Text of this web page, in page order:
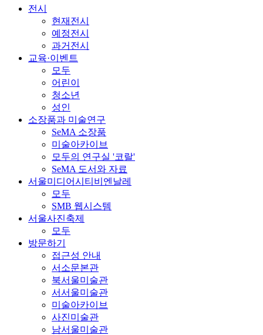
전시
현재전시
예정전시
과거전시
교육·이벤트
모두
어린이
청소년
성인
소장품과 미술연구
SeMA 소장품
미술아카이브
모두의 연구실 '코랄'
SeMA 도서와 자료
서울미디어시티비엔날레
모두
SMB 웹시스템
서울사진축제
모두
방문하기
접근성 안내
서소문본관
북서울미술관
서서울미술관
미술아카이브
사진미술관
남서울미술관